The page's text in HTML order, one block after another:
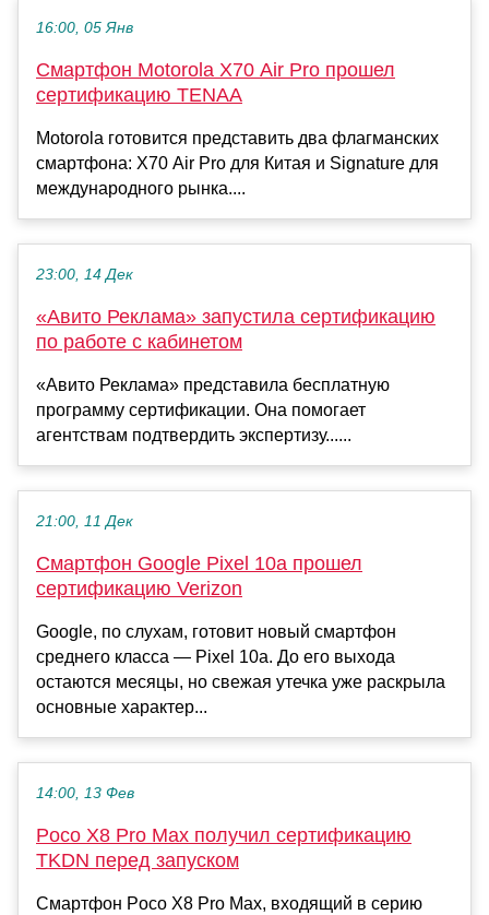
16:00, 05 Янв
Смартфон Motorola X70 Air Pro прошел
сертификацию TENAA
Motorola готовится представить два флагманских
смартфона: X70 Air Pro для Китая и Signature для
международного рынка....
23:00, 14 Дек
«Авито Реклама» запустила сертификацию
по работе с кабинетом
«Авито Реклама» представила бесплатную
программу сертификации. Она помогает
агентствам подтвердить экспертизу......
21:00, 11 Дек
Смартфон Google Pixel 10a прошел
сертификацию Verizon
Google, по слухам, готовит новый смартфон
среднего класса — Pixel 10a. До его выхода
остаются месяцы, но свежая утечка уже раскрыла
основные характер...
14:00, 13 Фев
Poco X8 Pro Max получил сертификацию
TKDN перед запуском
Смартфон Poco X8 Pro Max, входящий в серию